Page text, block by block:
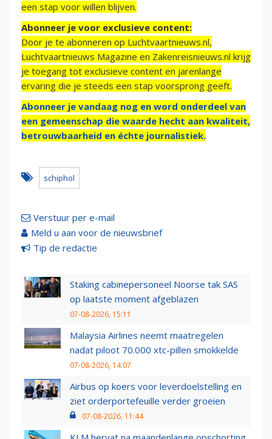
een stap voor willen blijven.
Abonneer je voor exclusieve content:
Door je te abonneren op Luchtvaartnieuws.nl,
Luchtvaartnieuws Magazine en Zakenreisnieuws.nl krijg
je toegang tot exclusieve content en jarenlange
ervaring die je steeds een stap voorsprong geeft.
Abonneer je vandaag nog en word onderdeel van
een gemeenschap die waarde hecht aan kwaliteit,
betrouwbaarheid en échte journalistiek.
schiphol
Verstuur per e-mail
Meld u aan voor de nieuwsbrief
Tip de redactie
Staking cabinepersoneel Noorse tak SAS
op laatste moment afgeblazen
07-08-2026, 15:11
Malaysia Airlines neemt maatregelen
nadat piloot 70.000 xtc-pillen smokkelde
07-08-2026, 14:07
Airbus op koers voor leverdoelstelling en
ziet orderportefeuille verder groeien
07-08-2026, 11:44